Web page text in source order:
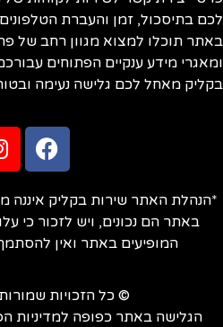
בתיסכול, זמן והעברת
תוכלו למצוא מגוון רחב של
מידע ענקיים הפתוחים
מאחל לכם גלישה נעימה
האתר שירות בקליק איננה
באתר הם נכונים, ויש לזכור כי
המופיעים באתר ואין
© כל הזכויות שמורות שנת
הגלישה באתר כפופה למדיניות